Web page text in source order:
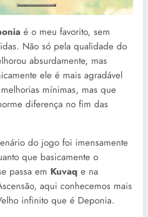
é o meu favorito, sem
Não só pela qualidade do
absurdamente, mas
ele é mais agradável
mínimas, mas que
diferença no fim das
do jogo foi imensamente
que basicamente o
passa em Kuvaq e na
aqui conhecemos mais
infinito que é Deponia.